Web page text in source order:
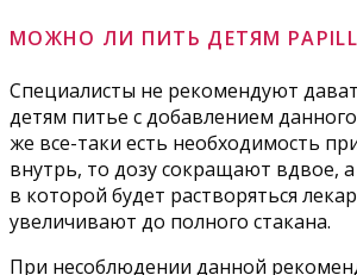
МОЖНО ЛИ ПИТЬ ДЕТЯМ
Специалисты не рекомендуют
детям питье с добавлением
же все-таки есть необходимость
внутрь, то дозу сокращают вдвое,
в которой будет растворяться
увеличивают до полного стакана.
При несоблюдении данной